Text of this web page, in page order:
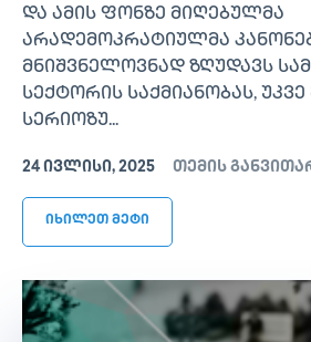
და ამის ფონზე მიღებულმა
არადემოკრატიულმა
მნიშვნელოვნად ზღუდავს
სექტორის საქმიანობას,
სერიოზუ...
24 ᲘᲕᲚᲘᲡᲘ, 2025 თემის
იხილეთ მეტი